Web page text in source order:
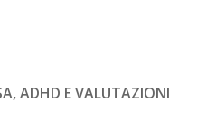
ADHD E VALUTAZIONI